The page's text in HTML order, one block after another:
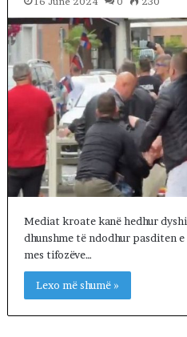
Mediat kroate kanë hedhur
dhunshme të ndodhur pasditen
mes tifozëve…
Lexo më shumë »